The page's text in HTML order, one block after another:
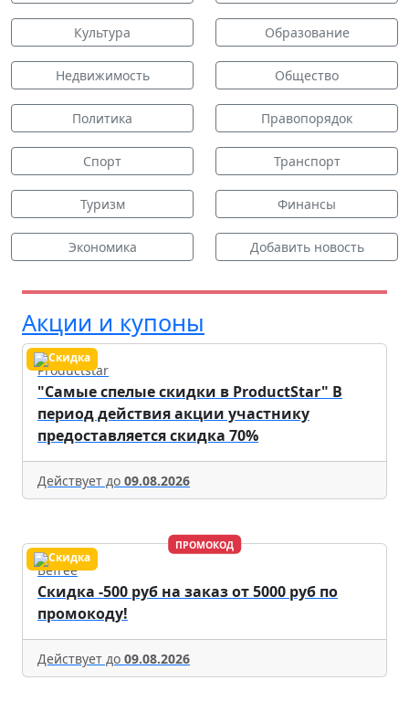
Культура Образование
Недвижимость Общество
Политика Правопорядок
Спорт Транспорт
Туризм Финансы
Экономика Добавить новость
Акции и купоны
Productstar
"Самые спелые скидки в ProductStar" В
период действия акции участнику
предоставляется скидка 70%
Действует до 09.08.2026
ПРОМОКОД
Befree
Скидка -500 руб на заказ от 5000 руб по
промокоду!
Действует до 09.08.2026